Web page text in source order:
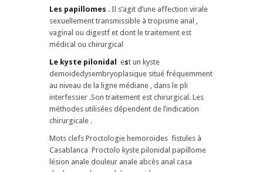
Les papillomes . Il s’agit d’une affection virale
sexuellement transmissible à tropisme anal ,
vaginal ou digestf et dont le traitement est
médical ou chirurgical
Le kyste pilonidal est un kyste
demoidedysembryoplasique situé fréquemment
au niveau de la ligne médiane , dans le pli
interfessier .Son traitement est chirurgical. Les
méthodes utilisées dépendent de l’indication
chirurgicale .
Mots clefs Proctologie hemoroides fistules à
Casablanca Proctolo kyste pilonidal papillome
lésion anale douleur anale abcès anal casa